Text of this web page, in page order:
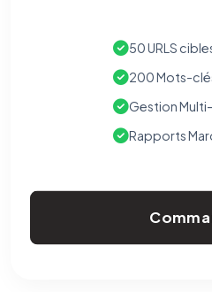
50 URLS
200 Mots-
Gestion
Rapports